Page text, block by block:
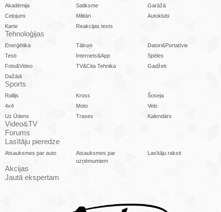
Akadēmija
Satiksme
Garāžā
Ceļojumi
Militāri
Autoklubi
Karte
Reakcijas tests
Tehnoloģijas
Enerģētika Tālruņi
Datori&Portatīvie
Testi
Internets&App
Spēles
Foto&Video
TV&Cita Tehnika
Gadžeti
Dažādi
Sports
Rallijs Kross
Šoseja
4x4
Moto
Velo
Uz Ūdens
Trases Kalendārs
Video&TV
Forums
Lasītāju pieredze
Atsauksmes par auto
Atsauksmes par
uzņēmumiem
Lasītāju raksti
Akcijas
Jautā ekspertam